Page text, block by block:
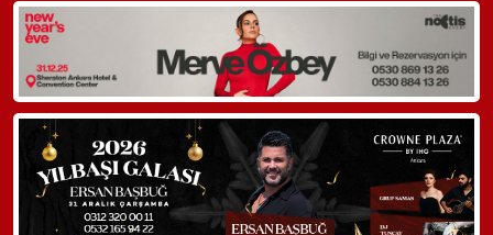
WhatsApp ile Bilgi Alın
Hemen Arayın
Detaylı Bilgi Alın